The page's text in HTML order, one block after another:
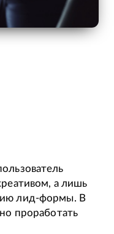
а лишь
лид-формы. В
проработать